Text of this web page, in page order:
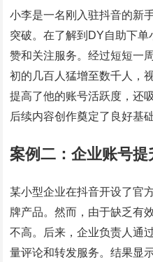
小李是一名刚入驻抖音的新
突破。在了解到DY自助下
赞和关注服务。经过短短一
初的几百人猛增至数千人，
提高了他的账号活跃度，还
后续内容创作奠定了良好基础
案例二：企业账号
某小型企业在抖音开设了官
牌产品。然而，由于缺乏有
不高。后来，企业负责人通
量评论和转发服务。结果显